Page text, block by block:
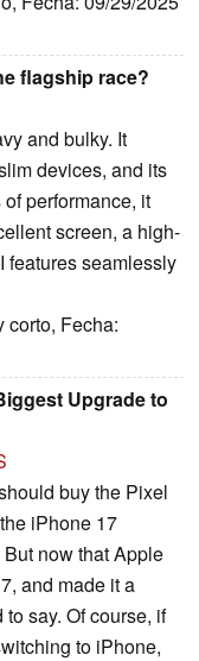
flagship race?
and bulky. It
devices, and its
performance, it
screen, a high-
features seamlessly
Fecha:
Upgrade to
buy the Pixel
iPhone 17
now that Apple
and made it a
say. Of course, if
to iPhone,